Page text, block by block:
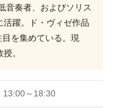
音奏者、およびソリス
活躍。ド・ヴィゼ作品
を集めている。現
。
～18:30